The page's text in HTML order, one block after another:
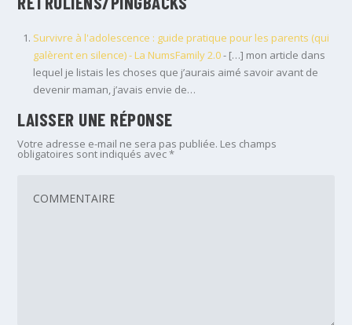
Survivre à l'adolescence : guide pratique pour les parents (qui
galèrent en silence) - La NumsFamily 2.0- […] mon article dans
lequel je listais les choses que j’aurais aimé savoir avant de
devenir maman, j’avais envie de…
LAISSER UNE RÉPONSE
Votre adresse e-mail ne sera pas publiée. Les champs
obligatoires sont indiqués avec*